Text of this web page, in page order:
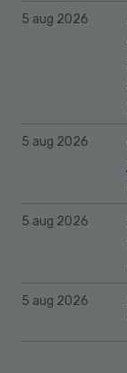
5 aug 2026
5 aug 2026
5 aug 2026
5 aug 2026